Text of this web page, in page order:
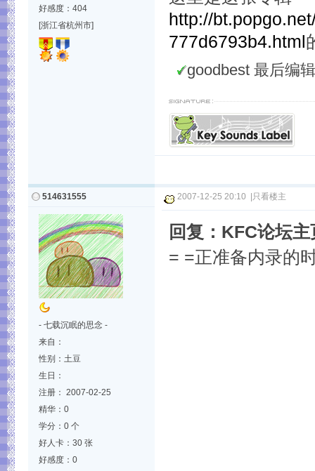
好感度：404
[浙江省杭州市]
http://
777d6793b4.html
goodbest 最后编
514631555
- 七载沉眠的思念 -
来自：
性别：土豆
生日：
注册： 2007-02-25
精华：0
学分：0 个
好人卡：30 张
好感度：0
2007-12-25 20:10 只看楼主
回复：KFC论坛
= =正准备内录的